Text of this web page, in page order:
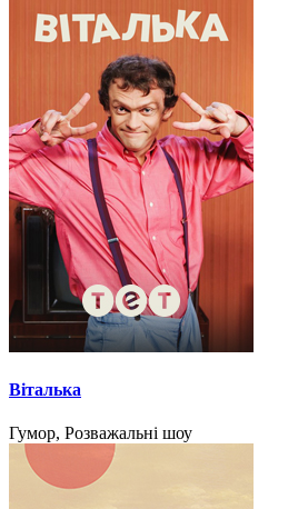
Віталька
Гумор, Розважальні шоу